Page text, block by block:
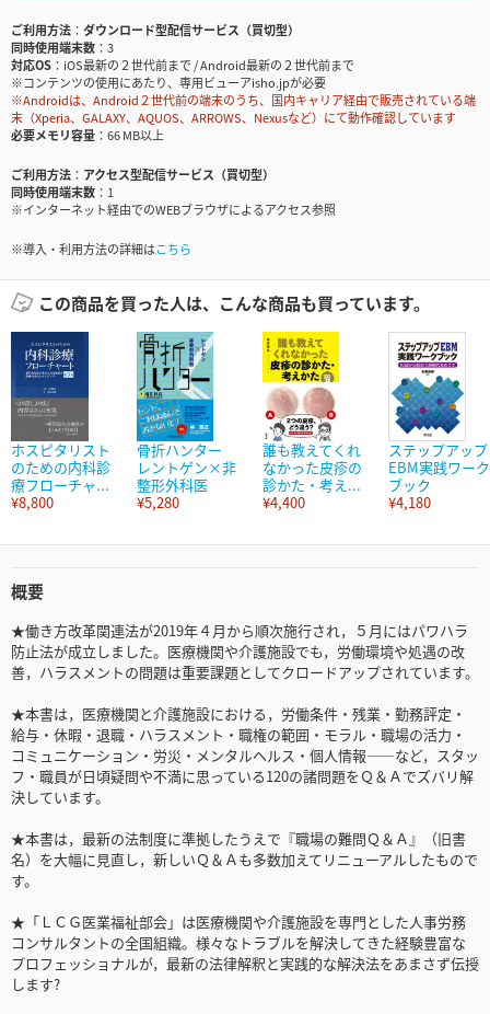
ご利用方法
ダウンロード型配信サービス（買切型）
同時使用端末数
3
対応OS
iOS最新の２世代前まで / Android最新の２世代前まで
※コンテンツの使用にあたり、専用ビューアisho.jpが必要
※Androidは、Android２世代前の端末のうち、国内キャリア経由で販売されている端
末（Xperia、GALAXY、AQUOS、ARROWS、Nexusなど）にて動作確認しています
必要メモリ容量
66 MB以上
ご利用方法
アクセス型配信サービス（買切型）
同時使用端末数
1
※インターネット経由でのWEBブラウザによるアクセス参照
※導入・利用方法の詳細はこちら
この商品を買った人は、こんな商品も買っています。
ホスピタリスト
のための内科診
療フローチャ...
¥8,800
骨折ハンター
レントゲン×非
整形外科医
¥5,280
誰も教えてくれ
なかった皮疹の
診かた・考え...
¥4,400
ステップアップ
EBM実践ワーク
ブック
¥4,180
概要
★働き方改革関連法が2019年４月から順次施行され，５月にはパワハラ
防止法が成立しました。医療機関や介護施設でも，労働環境や処遇の改
善，ハラスメントの問題は重要課題としてクロードアップされています。
★本書は，医療機関と介護施設における，労働条件・残業・勤務評定・
給与・休暇・退職・ハラスメント・職権の範囲・モラル・職場の活力・
コミュニケーション・労災・メンタルヘルス・個人情報――など，スタッ
フ・職員が日頃疑問や不満に思っている120の諸問題をＱ＆Ａでズバリ解
決しています。
★本書は，最新の法制度に準拠したうえで『職場の難問Ｑ＆Ａ』（旧書
名）を大幅に見直し，新しいＱ＆Ａも多数加えてリニューアルしたもので
す。
★「ＬＣＧ医業福祉部会」は医療機関や介護施設を専門とした人事労務
コンサルタントの全国組織。様々なトラブルを解決してきた経験豊富な
プロフェッショナルが，最新の法律解釈と実践的な解決法をあまさず伝授
します?